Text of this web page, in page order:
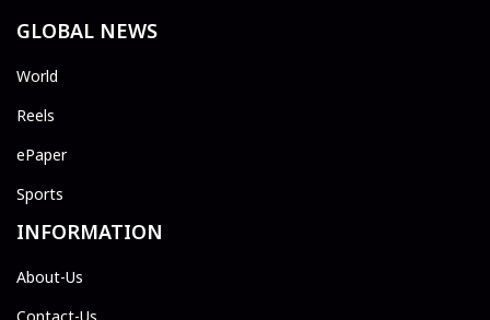
GLOBAL NEWS
World
Reels
ePaper
Sports
INFORMATION
About-Us